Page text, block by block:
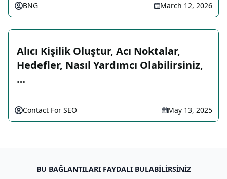
BNG March 12, 2026
Alıcı Kişilik Oluştur, Acı Noktalar,
Hedefler, Nasıl Yardımcı Olabilirsiniz,
…
Contact For SEO May 13, 2025
BU BAĞLANTILARI FAYDALI BULABILIRSINIZ